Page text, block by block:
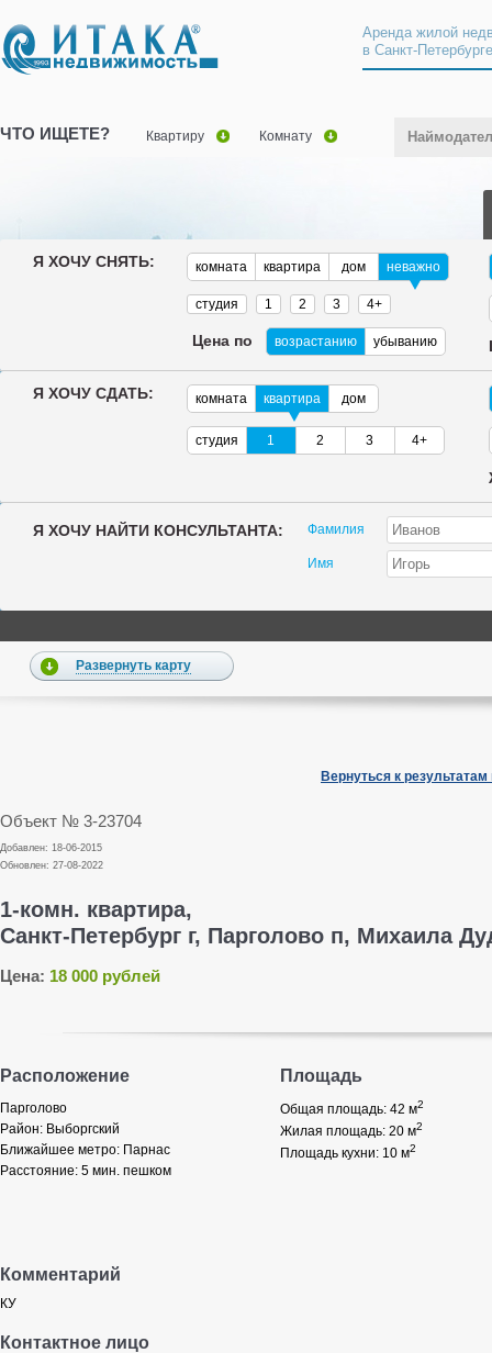
Аренда жилой
в Санкт-
ЧТО ИЩЕТЕ? Квартиру Комнату
Я ХОЧУ СНЯТЬ: комната квартира дом неважно
студия 1 2 3 4+
Цена по возрастанию убыванию
Я ХОЧУ СДАТЬ: комната квартира дом
студия 1 2 3 4+
Я ХОЧУ НАЙТИ КОНСУЛЬТАНТА: Фамилия
Имя
Развернуть карту
Вернуться к результатам
Объект № 3-23704
Добавлен: 18-06-2015
Обновлен: 27-08-2022
1-комн. квартира,
Санкт-Петербург г, Парголово п, Михаила
Цена: 18 000 рублей
Расположение
Парголово
Район: Выборгский
Ближайшее метро: Парнас
Расстояние: 5 мин. пешком
Площадь
Общая площадь: 42 м2
Жилая площадь: 20 м2
Площадь кухни: 10 м2
Комментарий
КУ
Контактное лицо